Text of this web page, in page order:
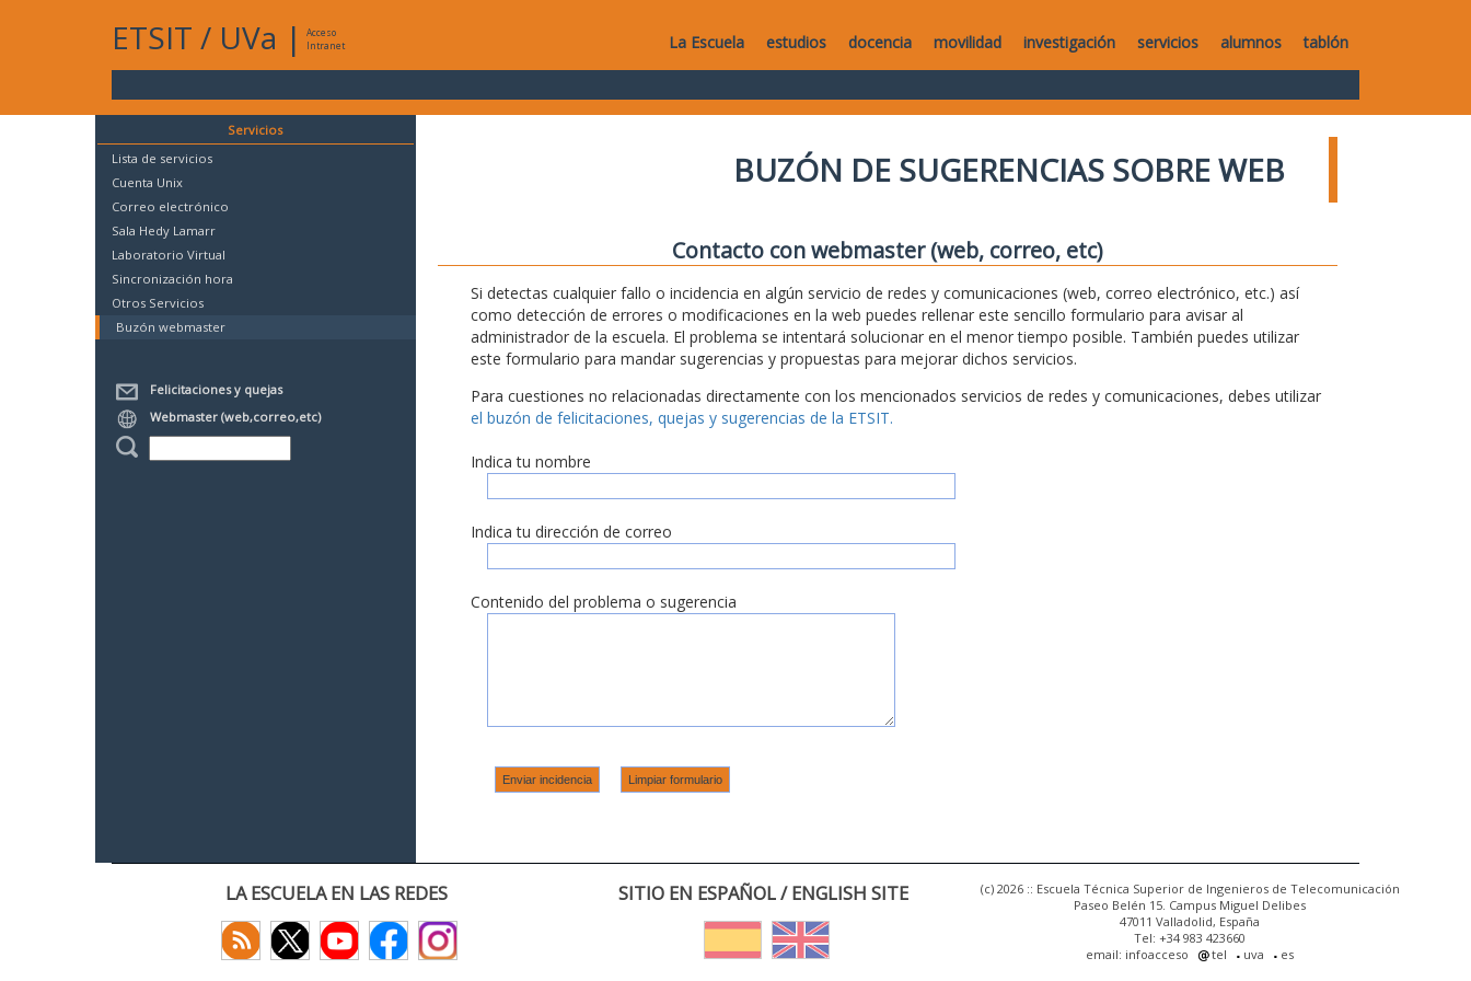
ETSIT / UVa |
Acceso
Intranet
La Escuela estudios docencia movilidad investigación servicios alumnos tablón
Servicios
Lista de servicios
Cuenta Unix
Correo electrónico
Sala Hedy Lamarr
Laboratorio Virtual
Sincronización hora
Otros Servicios
Buzón webmaster
Felicitaciones y quejas
Webmaster (web,correo,etc)
BUZÓN DE SUGERENCIAS SOBRE WEB
Contacto con webmaster (web, correo, etc)
Si detectas cualquier fallo o incidencia en algún servicio de redes y comunicaciones (web, correo electrónico, etc.) así
como detección de errores o modificaciones en la web puedes rellenar este sencillo formulario para avisar al
administrador de la escuela. El problema se intentará solucionar en el menor tiempo posible. También puedes utilizar
este formulario para mandar sugerencias y propuestas para mejorar dichos servicios.
Para cuestiones no relacionadas directamente con los mencionados servicios de redes y comunicaciones, debes utilizar
el buzón de felicitaciones, quejas y sugerencias de la ETSIT.
Indica tu nombre
Indica tu dirección de correo
Contenido del problema o sugerencia
LA ESCUELA EN LAS REDES SITIO EN ESPAÑOL / ENGLISH SITE
(c) 2026 :: Escuela Técnica Superior de Ingenieros de Telecomunicación
Paseo Belén 15. Campus Miguel Delibes
47011 Valladolid, España
Tel: +34 983 423660
email: infoacceso
tel uva es